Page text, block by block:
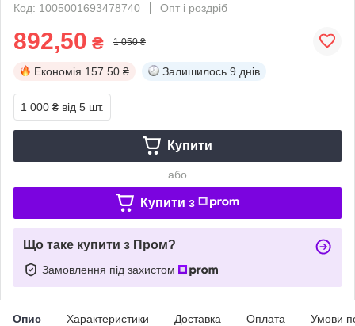
Код: 1005001693478740
Опт і роздріб
892,50 ₴ 1 050 ₴
Економія 157.50 ₴ Залишилось 9 днів
1 000 ₴ від 5 шт.
Купити
або
Купити з
Що таке купити з Пром?
Замовлення під захистом
Опис Характеристики Доставка Оплата Умови